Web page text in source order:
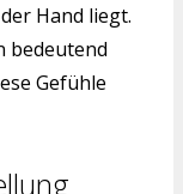
Hand liegt.
bedeutend
Gefühle